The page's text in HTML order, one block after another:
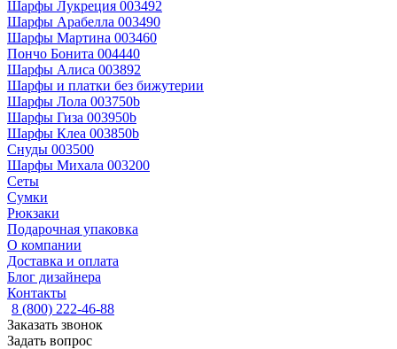
Шарфы Лукреция 003492
Шарфы Арабелла 003490
Шарфы Мартина 003460
Пончо Бонита 004440
Шарфы Алиса 003892
Шарфы и платки без бижутерии
Шарфы Лола 003750b
Шарфы Гиза 003950b
Шарфы Клеа 003850b
Снуды 003500
Шарфы Михала 003200
Сеты
Сумки
Рюкзаки
Подарочная упаковка
О компании
Доставка и оплата
Блог дизайнера
Контакты
8 (800) 222-46-88
Заказать звонок
Задать вопрос